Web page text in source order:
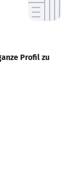
Profil zu